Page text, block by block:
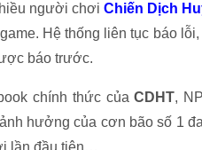
người chơi Chiến Dịch
Hệ thống liên tục báo
báo trước.
chính thức củaCDHT,
hưởng của cơn bão số 1
lần đầu tiên…